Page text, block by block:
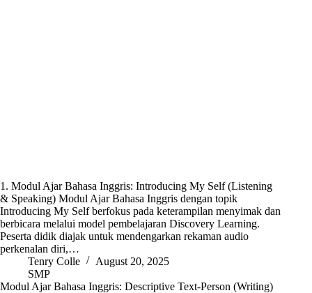
1. Modul Ajar Bahasa Inggris: Introducing My Self (Listening
& Speaking) Modul Ajar Bahasa Inggris dengan topik
Introducing My Self berfokus pada keterampilan menyimak dan
berbicara melalui model pembelajaran Discovery Learning.
Peserta didik diajak untuk mendengarkan rekaman audio
perkenalan diri,…
Tenry Colle
August 20, 2025
SMP
Modul Ajar Bahasa Inggris: Descriptive Text-Person (Writing)